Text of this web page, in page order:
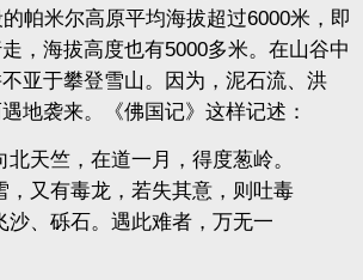
米尔高原平均海拔超过6000米，即
，海拔高度也有5000多米。在山谷中
亚于攀登雪山。因为，泥石流、洪
地袭来。《佛国记》这样记述：
北天竺，在道一月，得度葱岭。
，又有毒龙，若失其意，则吐毒
沙、砾石。遇此难者，万无一